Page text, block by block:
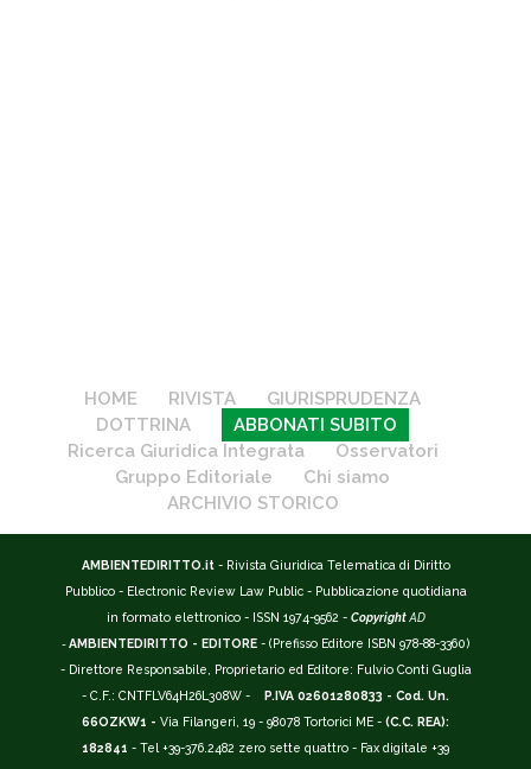
HOME RIVISTA
GIURISPRUDENZA
DOTTRINA
ABBONATI SUBITO
Ricerca Giuridica Integrata
Osservatori
Gruppo Editoriale
Chi siamo
ARCHIVIO STORICO
AMBIENTEDIRITTO.it - Rivista Giuridica Telematica di Diritto
Pubblico - Electronic Review Law Public - Pubblicazione quotidiana
in formato elettronico - ISSN 1974-9562 - Copyright AD
-AMBIENTEDIRITTO - EDITORE - (Prefisso Editore ISBN 978-88-3360)
- Direttore Responsabile, Proprietario ed Editore: Fulvio Conti Guglia
- C.F.: CNTFLV64H26L308W -
P.IVA 02601280833 - Cod. Un.
66OZKW1 - Via Filangeri, 19 - 98078 Tortorici ME - (C.C. REA):
182841 - Tel +39-376.2482 zero sette quattro - Fax digitale +39